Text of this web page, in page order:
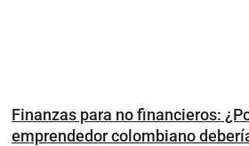
Finanzas para no financieros:
emprendedor colombiano